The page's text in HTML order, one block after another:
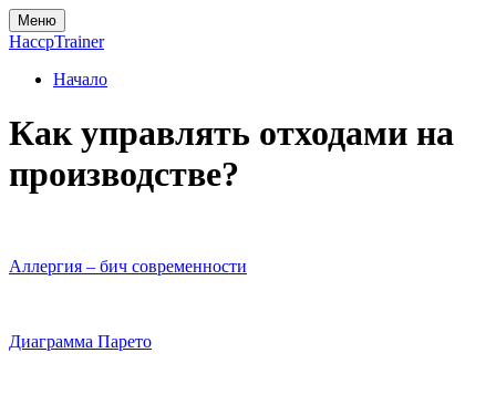
Меню
HaccpTrainer
Начало
Как управлять отходами на
производстве?
Аллергия – бич современности
Диаграмма Парето